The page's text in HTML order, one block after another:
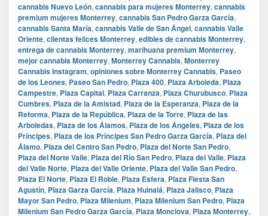
cannabis Nuevo León, cannabis para mujeres Monterrey, cannabis
premium mujeres Monterrey, cannabis San Pedro Garza García,
cannabis Santa María, cannabis Valle de San Ángel, cannabis Valle
Oriente, clientas felices Monterrey, edibles de cannabis Monterrey,
entrega de cannabis Monterrey, marihuana premium Monterrey,
mejor cannabis Monterrey, Monterrey Cannabis, Monterrey
Cannabis Instagram, opiniones sobre Monterrey Cannabis, Paseo
de los Leones, Paseo San Pedro, Plaza 400, Plaza Arboleda, Plaza
Campestre, Plaza Capital, Plaza Carranza, Plaza Churubusco, Plaza
Cumbres, Plaza de la Amistad, Plaza de la Esperanza, Plaza de la
Reforma, Plaza de la República, Plaza de la Torre, Plaza de las
Arboledas, Plaza de los Álamos, Plaza de los Ángeles, Plaza de los
Príncipes, Plaza de los Príncipes San Pedro Garza García, Plaza del
Álamo, Plaza del Centro San Pedro, Plaza del Norte San Pedro,
Plaza del Norte Valle, Plaza del Río San Pedro, Plaza del Valle, Plaza
del Valle Norte, Plaza del Valle Oriente, Plaza del Valle San Pedro,
Plaza El Norte, Plaza El Roble, Plaza Esfera, Plaza Fiesta San
Agustín, Plaza Garza García, Plaza Huinalá, Plaza Jalisco, Plaza
Mayor San Pedro, Plaza Milenium, Plaza Milenium San Pedro, Plaza
Milenium San Pedro Garza García, Plaza Monclova, Plaza Monterrey,